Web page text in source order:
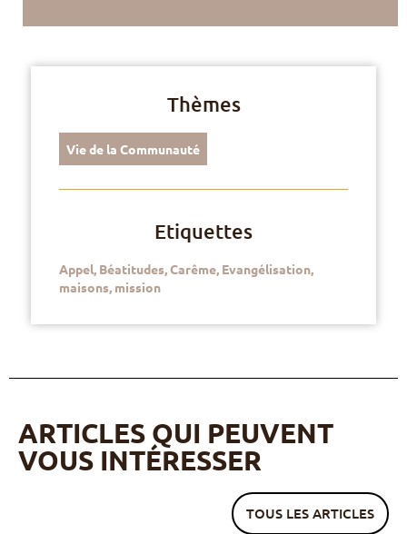
Thèmes
Vie de la Communauté
Etiquettes
Appel Béatitudes Carême Evangélisation
maisons mission
ARTICLES QUI PEUVENT
VOUS INTÉRESSER
TOUS LES ARTICLES